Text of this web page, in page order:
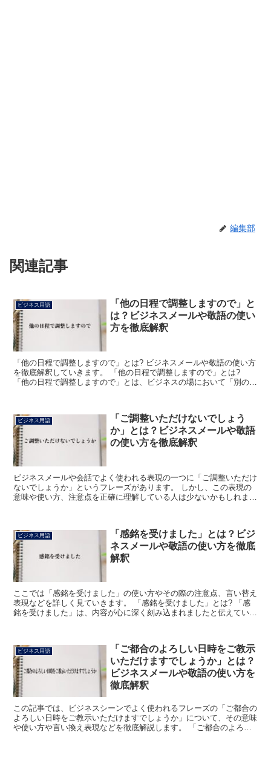
編集部
関連記事
ビジネス用語
「他の日程で調整しますので」と
は？ビジネスメールや敬語の使い
方を徹底解釈
「他の日程で調整しますので」とは? ビジネスメールや敬語の使い方
を徹底解釈していきます。 「他の日程で調整しますので」とは?
「他の日程で調整しますので」とは、ビジネスの場において「別の日
ビジネス用語
「ご調整いただけないでしょう
か」とは？ビジネスメールや敬語
の使い方を徹底解釈
ビジネスメールや会話でよく使われる表現の一つに「ご調整いただけ
ないでしょうか」というフレーズがあります。 しかし、この表現の
意味や使い方、注意点を正確に理解している人は少ないかもしれませ
ビジネス用語
「感銘を受けました」とは？ビジ
ネスメールや敬語の使い方を徹底
解釈
ここでは「感銘を受けました」の使い方やその際の注意点、言い替え
表現などを詳しく見ていきます。 「感銘を受けました」とは? 「感
銘を受けました」は、内容が心に深く刻み込まれましたと伝えている
ビジネス用語
「ご都合のよろしい日時をご教示
いただけますでしょうか」とは？
ビジネスメールや敬語の使い方を
徹底解釈
この記事では、ビジネスシーンでよく使われるフレーズの「ご都合の
よろしい日時をご教示いただけますでしょうか」について、その意味
や使い方や言い換え表現などを徹底解説します。 「ご都合のよろし